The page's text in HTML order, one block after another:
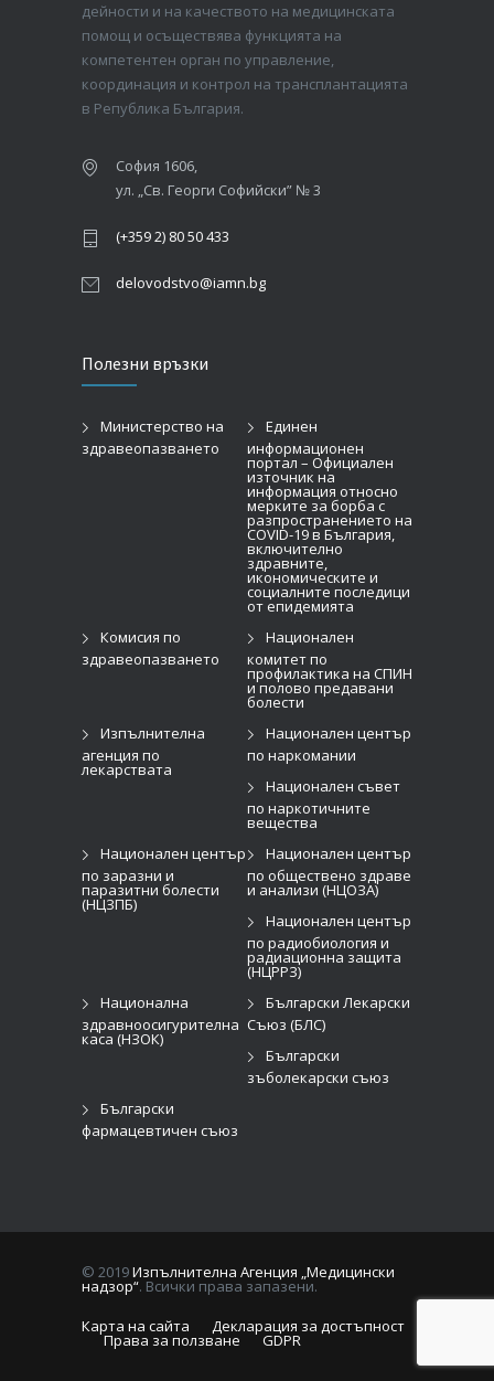
дейности и на качеството на медицинската
помощ и осъществява функцията на
компетентен орган по управление,
координация и контрол на трансплантацията
в Република България.
София 1606,
ул. „Св. Георги Софийски” № 3
(+359 2) 80 50 433
delovodstvo@iamn.bg
Полезни връзки
Министерство на
здравеопазването
Единен
информационен
портал – Официален
източник на
информация относно
мерките за борба с
разпространението на
COVID-19 в България,
включително
здравните,
икономическите и
социалните последици
от епидемията
Комисия по
здравеопазването
Национален
комитет по
профилактика на СПИН
и полово предавани
болести
Изпълнителна
агенция по
лекарствата
Национален център
по наркомании
Национален съвет
по наркотичните
вещества
Национален център
по заразни и
паразитни болести
(НЦЗПБ)
Национален център
по обществено здраве
и анализи (НЦОЗА)
Национален център
по радиобиология и
радиационна защита
(НЦРРЗ)
Национална
здравноосигурителна
каса (НЗОК)
Български Лекарски
Съюз (БЛС)
Български
зъболекарски съюз
Български
фармацевтичен съюз
© 2019Изпълнителна Агенция „Медицински
надзор“. Всички права запазени.
Карта на сайта
Декларация за достъпност
Права за ползване GDPR